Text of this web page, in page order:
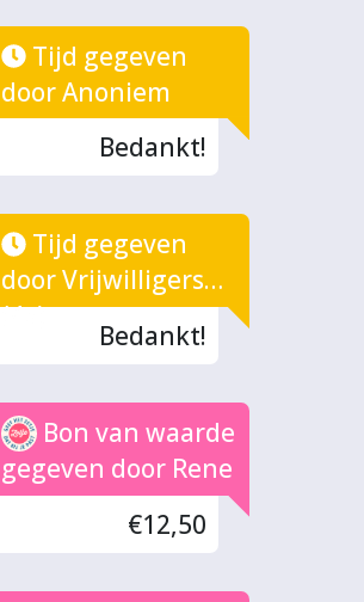
Tijd gegeven
door Anoniem
Bedankt!
Tijd gegeven
door Vrijwilligers
(4x)
Bedankt!
Bon van waarde
gegeven door Rene
€12,50